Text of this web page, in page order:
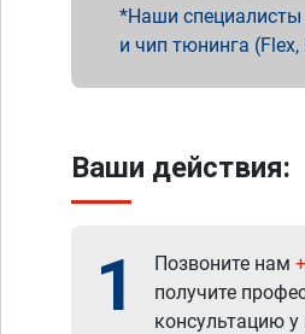
Наши специалисты
и чип тюнинга
Ваши действия:
1 Позвоните нам
получите
консультацию у